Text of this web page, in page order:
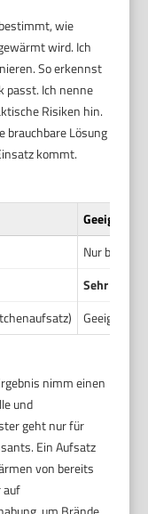
wie
wird. Ich
So erkennst
passt. Ich nenne
Risiken hin.
brauchbare Lösung
kommt.
Geeignet
Nur
Sehr
Geeignet
nimm einen
und
geht nur für
Ein Aufsatz
von bereits
auf